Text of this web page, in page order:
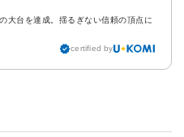
大台を達成。揺るぎない信頼の頂点に
certified by